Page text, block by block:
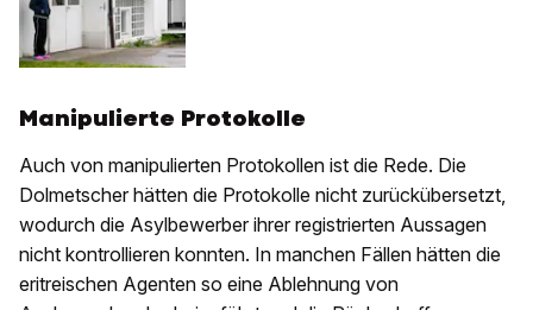
Manipulierte Protokolle
Auch von manipulierten Protokollen ist die Rede. Die
Dolmetscher hätten die Protokolle nicht zurückübersetzt,
wodurch die Asylbewerber ihrer registrierten Aussagen
nicht kontrollieren konnten. In manchen Fällen hätten die
eritreischen Agenten so eine Ablehnung von